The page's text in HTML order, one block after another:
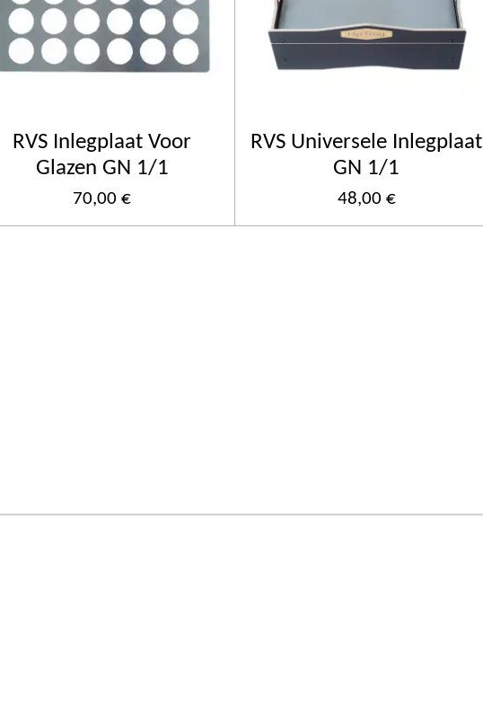
RVS Inlegplaat Voor
Glazen GN 1/1
70,00 €
RVS Universele Inlegplaat
GN 1/1
48,00 €